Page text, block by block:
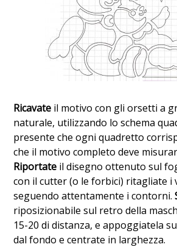
Ricavate il motivo con gli orsetti a
naturale, utilizzando lo schema
presente che ogni quadretto
che il motivo completo deve
Riportate il disegno ottenuto sul
con il cutter (o le forbici) ritagliate i
seguendo attentamente i contorni.
riposizionabile sul retro della
15-20 di distanza, e appoggiatela
dal fondo e centrate in larghezza.